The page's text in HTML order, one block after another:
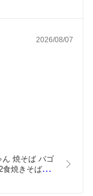
2026/08/07
ん 焼そば バゴ
食焼きそばＢ